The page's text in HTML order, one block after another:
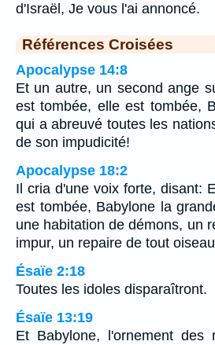
d'Israël, Je vous l'ai annoncé.
Références Croisées
Apocalypse 14:8
Et un autre, un second ange
est tombée, elle est tombée,
qui a abreuvé toutes les
de son impudicité!
Apocalypse 18:2
Il cria d'une voix forte, disant:
est tombée, Babylone la
une habitation de démons, un
impur, un repaire de tout
Ésaïe 2:18
Toutes les idoles disparaîtront.
Ésaïe 13:19
Et Babylone, l'ornement des